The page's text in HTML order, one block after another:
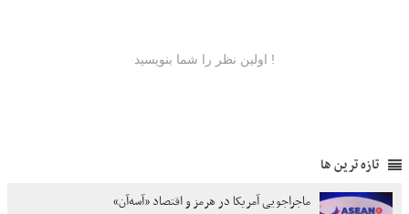
تازه ترین ها
ماجراجویی آمریکا در هرمز و اقتصاد «آسه‌آن»